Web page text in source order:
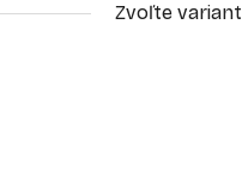
Zvoľte variant